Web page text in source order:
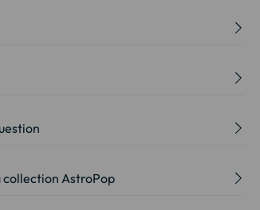
collection AstroPop